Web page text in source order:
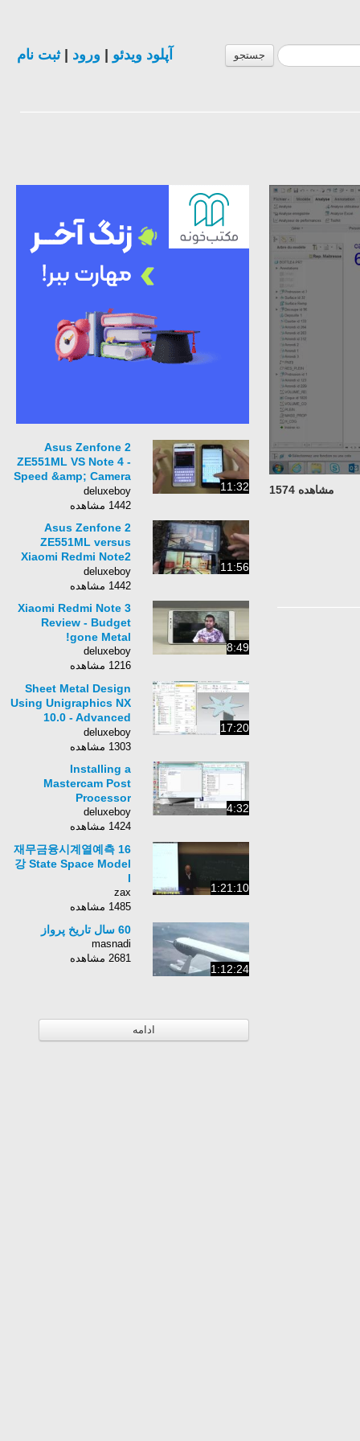
جستجو آپلود ویدئو ورود |ثبت نام
مشاهده 1574 11:32
Asus Zenfone 2
ZE551ML VS Note 4 -
Speed &amp; Camera
Test!
deluxeboy
1442 مشاهده
11:56
Asus Zenfone 2
ZE551ML versus
Xiaomi Redmi Note2
Antutu 6.0 Bonsai
Benchmark
deluxeboy
1442 مشاهده
8:49
Xiaomi Redmi Note 3
Review - Budget
gone Metal!
deluxeboy
1216 مشاهده
17:20
Sheet Metal Design
Using Unigraphics NX
10.0 - Advanced
Training
deluxeboy
1303 مشاهده
4:32
Installing a
Mastercam Post
Processor
deluxeboy
1424 مشاهده
1:21:10
재무금융시계열예측 16
강 State Space Model
I
zax
1485 مشاهده
1:12:24
60 سال تاریخ پرواز
masnadi
2681 مشاهده
ادامه